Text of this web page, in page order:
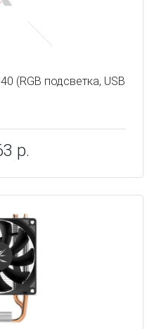
(RGB подсветка, USB
р.